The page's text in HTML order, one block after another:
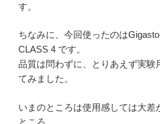
す。
ちなみに、今回使ったのは
CLASS 4 です。
品質は問わずに、とりあえず実験
てみました。
いまのところは使用感しては大差
ところ。